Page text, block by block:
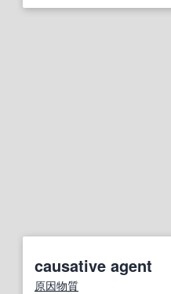
causative agent
原因物質